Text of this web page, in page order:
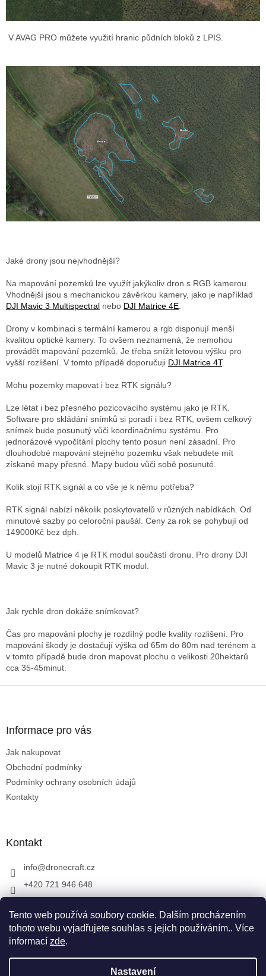
Tento web používá soubory cookie. Dalším procházením
tohoto webu vyjadřujete souhlas s jejich používáním.. Více
informací zde.
Nastavení
V AVAG PRO můžete využití hranic půdních bloků z LPIS.
Jaké drony jsou nejvhodnější?
Na mapování pozemků lze využít jakýkoliv dron s RGB kamerou.
Vhodnější jsou s mechanickou závěrkou kamery, jako je například
DJI Mavic 3 Multispectral nebo DJI Matrice 4E
Drony v kombinaci s termální kamerou a rgb disponují menší
kvalitou optické kamery. To ovšem neznamená, že nemohou
provádět mapování pozemků. Je třeba snížit letovou výšku pro
vyšší rozlišení. V tomto případě doporučuji DJI Matrice 4T.
Mohu pozemky mapovat i bez RTK signálu?
Lze létat i bez přesného pozicovacího systému jako je RTK.
Software pro skládání snímků si poradí i bez RTK, ovšem celkový
snímek bude posunutý vůči koordinačnímu systému. Pro
jednorázové vypočítání plochy tento posun není zásadní. Pro
dlouhodobé mapování stejného pozemku však nebudete mít
získané mapy přesné. Mapy budou vůči sobě posunuté.
Kolik stojí RTK signál a co vše je k němu potřeba?
RTK signál nabízí několik poskytovatelů v různých nabídkách. Od
minutové sazby po celoroční paušál. Ceny za rok se pohybují od
149000Kč bez dph.
U modelů Matrice 4 je RTK modul součástí dronu. Pro drony DJI
Mavic 3 je nutné dokoupit RTK modul.
Jak rychle dron dokáže snímkovat?
Čas pro mapování plochy je rozdílný podle kvality rozlišení. Pro
mapování škody je dostačují výška od 65m do 80m nad terénem a
v tomto případě bude dron mapovat plochu o velikosti 20hektarů
cca 35-45minut.
Informace pro vás
Jak nakupovat
Obchodní podmínky
Podmínky ochrany osobních údajů
Kontakty
Kontakt
info@dronecraft.cz
+420 721 946 648
dronecraftcz